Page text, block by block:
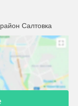
Салтовка